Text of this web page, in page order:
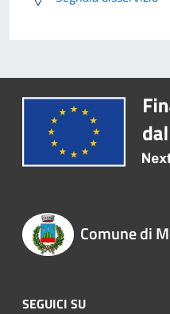
Comune di
SEGUICI SU